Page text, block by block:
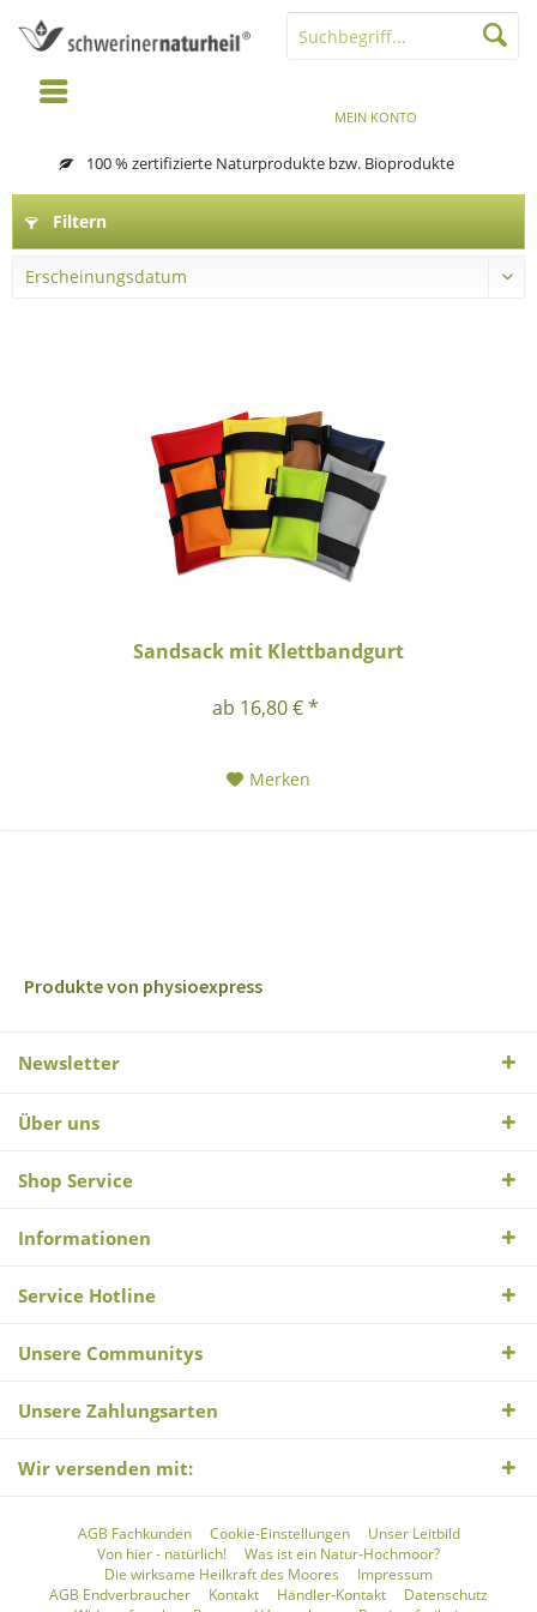
100 % zertifizierte Naturprodukte bzw. Bioprodukte
MEIN KONTO
Filtern
Sandsack mit Klettbandgurt
ab 16,80 € *
Merken
Produkte von physioexpress
Newsletter
Über uns
Shop Service
Informationen
Service Hotline
Unsere Communitys
Unsere Zahlungsarten
Wir versenden mit:
AGB Fachkunden Cookie-Einstellungen
Unser Leitbild
Von hier - natürlich!
Was ist ein Natur-Hochmoor?
Die wirksame Heilkraft des Moores
Impressum
AGB Endverbraucher
Kontakt Händler-Kontakt
Datenschutz